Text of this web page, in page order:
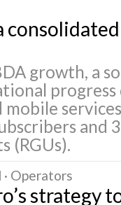
growth, a
and
(RGUs).
· Operators
strategy